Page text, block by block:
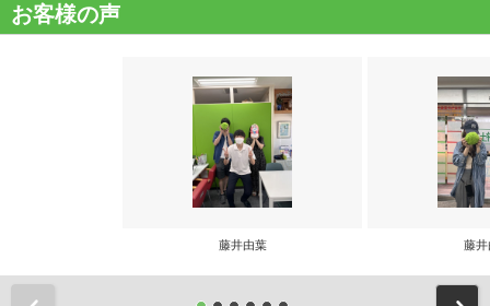
お客様の声
藤井由葉 藤井